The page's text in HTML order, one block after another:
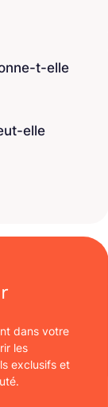
t-elle
elle
dans votre
les
exclusifs et